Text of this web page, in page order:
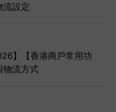
流設定
】【香港商戶常用功
物流方式